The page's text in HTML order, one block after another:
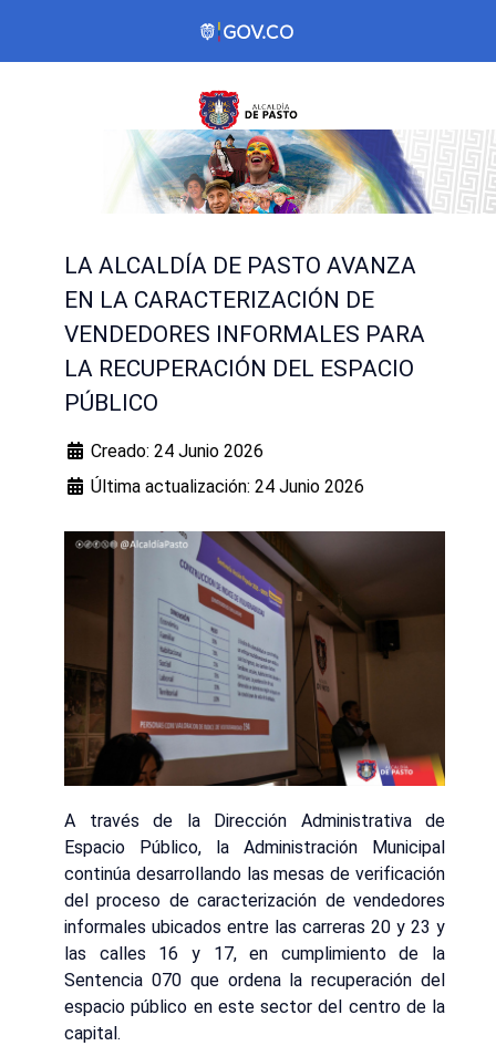
LA ALCALDÍA DE PASTO AVANZA
EN LA CARACTERIZACIÓN DE
VENDEDORES INFORMALES PARA
LA RECUPERACIÓN DEL ESPACIO
PÚBLICO
Creado: 24 Junio 2026
Última actualización: 24 Junio 2026
A través de la Dirección Administrativa de
Espacio Público, la Administración Municipal
continúa desarrollando las mesas de verificación
del proceso de caracterización de vendedores
informales ubicados entre las carreras 20 y 23 y
las calles 16 y 17, en cumplimiento de la
Sentencia 070 que ordena la recuperación del
espacio público en este sector del centro de la
capital.